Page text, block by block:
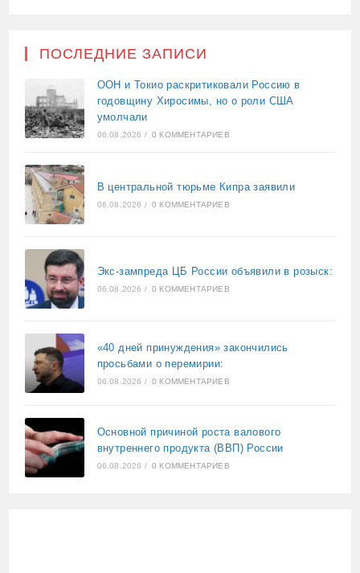
ПОСЛЕДНИЕ ЗАПИСИ
ООН и Токио раскритиковали Россию в
годовщину Хиросимы, но о роли США
умолчали
06.08.2026 / 0 КОММЕНТАРИЕВ
В центральной тюрьме Кипра заявили
06.08.2026 / 0 КОММЕНТАРИЕВ
Экс-зампреда ЦБ России объявили в розыск:
06.08.2026 / 0 КОММЕНТАРИЕВ
«40 дней принуждения» закончились
просьбами о перемирии:
06.08.2026 / 0 КОММЕНТАРИЕВ
Основной причиной роста валового
внутреннего продукта (ВВП) России
06.08.2026 / 0 КОММЕНТАРИЕВ